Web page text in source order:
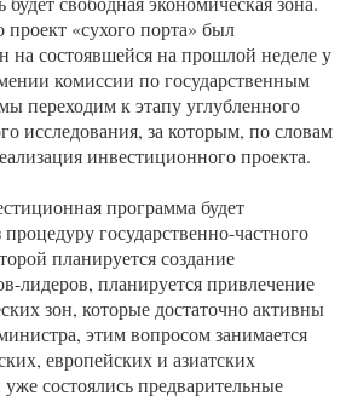
«сухого порта» был
на состоявшейся на прошлой неделе у
комиссии по государственным
переходим к этапу углубленного
исследования, за которым, по словам
инвестиционного проекта.
программа будет
процедуру государственно-частного
планируется создание
лидеров, планируется привлечение
зон, которые достаточно активны
этим вопросом занимается
европейских и азиатских
состоялись предварительные